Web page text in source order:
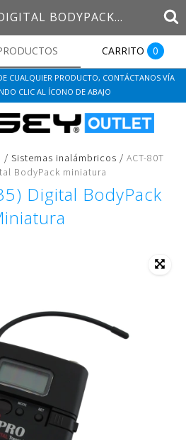
ACT-80T (0035) DIGITAL BODYPACK MINIATURA
CARRITO 0
CUALQUIER PRODUCTO, CONTÁCTANOS VÍA
CLIC AL ÍCONO DE ABAJO
/ Sistemas inalámbricos / ACT-80T
BodyPack miniatura
Digital BodyPack